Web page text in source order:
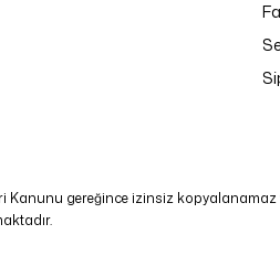
gereğince izinsiz